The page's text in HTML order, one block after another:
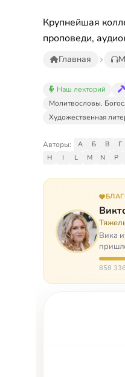
Крупнейшая
проповеди,
Главная
Наш лекторий
Молитвословы.
Художественная
Авторы: А Б В Г
H
I L M N P
Вика
858